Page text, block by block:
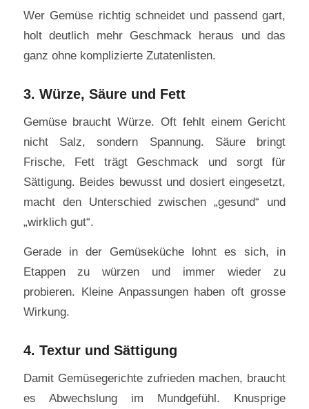
Wer Gemüse richtig schneidet und passend gart,
holt deutlich mehr Geschmack heraus und das
ganz ohne komplizierte Zutatenlisten.
3. Würze, Säure und Fett
Gemüse braucht Würze. Oft fehlt einem Gericht
nicht Salz, sondern Spannung. Säure bringt
Frische, Fett trägt Geschmack und sorgt für
Sättigung. Beides bewusst und dosiert eingesetzt,
macht den Unterschied zwischen „gesund“ und
„wirklich gut“.
Gerade in der Gemüseküche lohnt es sich, in
Etappen zu würzen und immer wieder zu
probieren. Kleine Anpassungen haben oft grosse
Wirkung.
4. Textur und Sättigung
Damit Gemüsegerichte zufrieden machen, braucht
es Abwechslung im Mundgefühl. Knusprige